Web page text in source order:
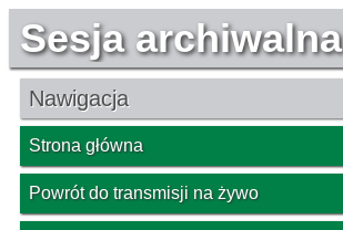
Sesja archiwalna
Nawigacja
Strona główna
Powrót do transmisji na żywo